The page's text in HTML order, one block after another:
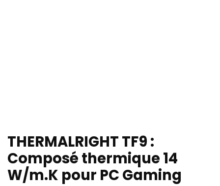
THERMALRIGHT TF9 :
Composé thermique 14
W/m.K pour PC Gaming